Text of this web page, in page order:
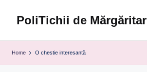
PoliTichii de Mărgăritar
Home O chestie interesantă